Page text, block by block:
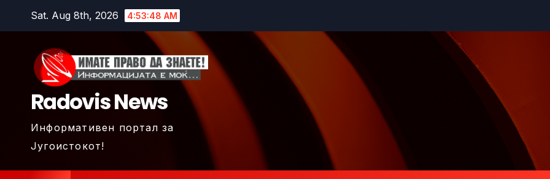
Sat. Aug 8th, 2026 4:53:50 AM
Radovis News
Информативен портал за
Југоистокот!